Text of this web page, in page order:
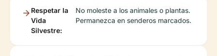
Respetar la
Vida
Silvestre:
No moleste a los animales o plantas.
Permanezca en senderos marcados.